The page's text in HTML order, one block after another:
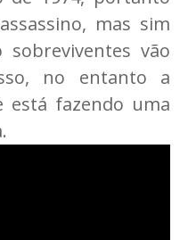
mas sim
vão
no entanto a
está fazendo uma